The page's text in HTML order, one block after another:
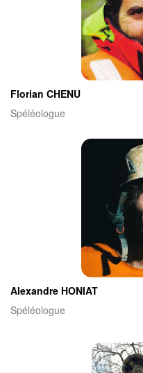
Florian CHENU
Spéléologue
Alexandre HONIAT
Spéléologue